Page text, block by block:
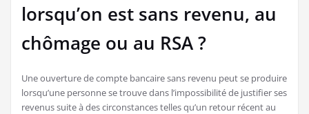
lorsqu’on est sans revenu, au
chômage ou au RSA ?
Une ouverture de compte bancaire sans revenu peut se produire
lorsqu’une personne se trouve dans l’impossibilité de justifier ses
revenus suite à des circonstances telles qu’un retour récent au